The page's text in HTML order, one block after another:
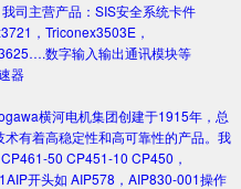
司主营产品：SIS安全系统卡件
，Triconex3503E，
数字输入输出通讯模块等
器
横河电机集团创建于1915年，总
有着高稳定性和高可靠性的产品。我
50 CP451-10 CP450，
开头如 AIP578，AIP830-001操作